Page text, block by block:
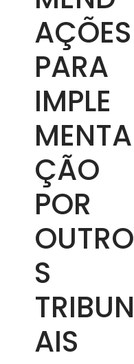
AÇÕES
PARA
IMPLE
MENTA
ÇÃO
POR
OUTRO
S
TRIBUN
AIS